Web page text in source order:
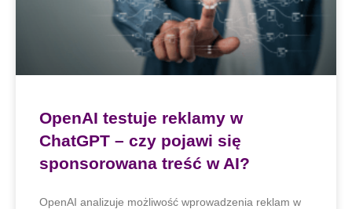
OpenAI testuje reklamy w
ChatGPT – czy pojawi się
sponsorowana treść w AI?
OpenAI analizuje możliwość wprowadzenia reklam w